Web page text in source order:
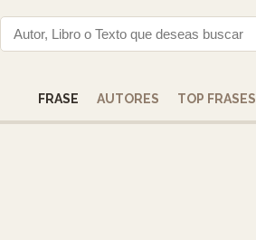
FRASE
AUTORES TOP FRASES